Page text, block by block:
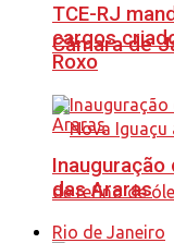
Câmara de
TCE-RJ
cargos
Roxo
Inauguração
das Araras
Rio de Janeiro